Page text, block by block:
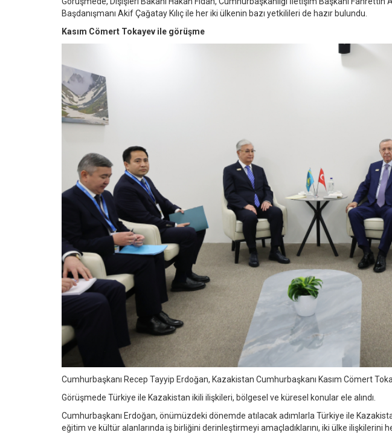
Başdanışmanı Akif Çağatay Kılıç ile her iki ülkenin bazı yetkilileri de hazır bulundu.
Kasım Cömert Tokayev ile görüşme
Cumhurbaşkanı Recep Tayyip Erdoğan, Kazakistan Cumhurbaşkanı Kasım Cömert
Görüşmede Türkiye ile Kazakistan ikili ilişkileri, bölgesel ve küresel konular ele alındı.
Cumhurbaşkanı Erdoğan, önümüzdeki dönemde atılacak adımlarla Türkiye ile
eğitim ve kültür alanlarında iş birliğini derinleştirmeyi amaçladıklarını, iki ülke ilişkilerini